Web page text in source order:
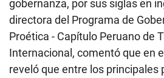
gobernanza, por sus siglas en
directora del Programa de
Proética - Capítulo Peruano de
Internacional, comentó que en
reveló que entre los principales